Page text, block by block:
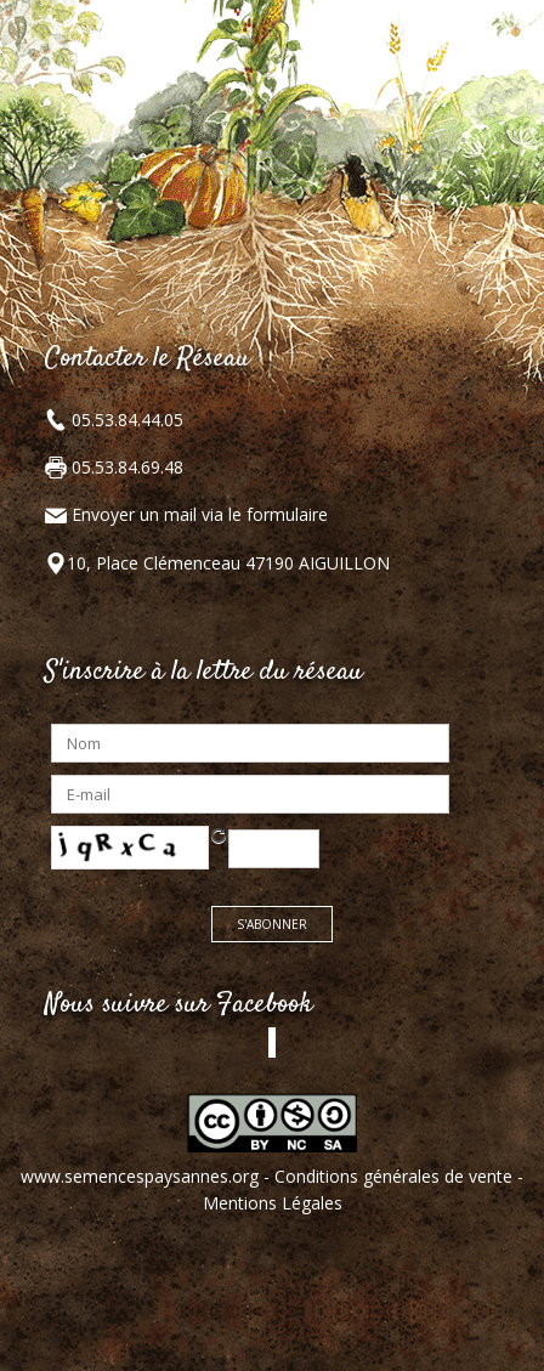
Contacter le Réseau
05.53.84.44.05
05.53.84.69.48
Envoyer un mail via le formulaire
10, Place Clémenceau 47190 AIGUILLON
S'inscrire à la lettre du réseau
Nous suivre sur Facebook
www.semencespaysannes.org-Conditions générales de vente-
Mentions Légales